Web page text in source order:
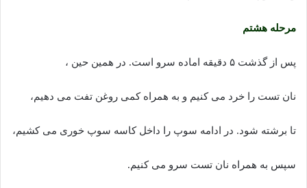
مرحله هشتم
پس از گذشت ۵ دقیقه اماده سرو است. در همین حین ،
نان تست را خرد می کنیم و به همراه کمی روغن تفت می دهیم،
تا برشته شود. در ادامه سوپ را داخل کاسه سوپ خوری می کشیم،
سپس به همراه نان تست سرو می کنیم.